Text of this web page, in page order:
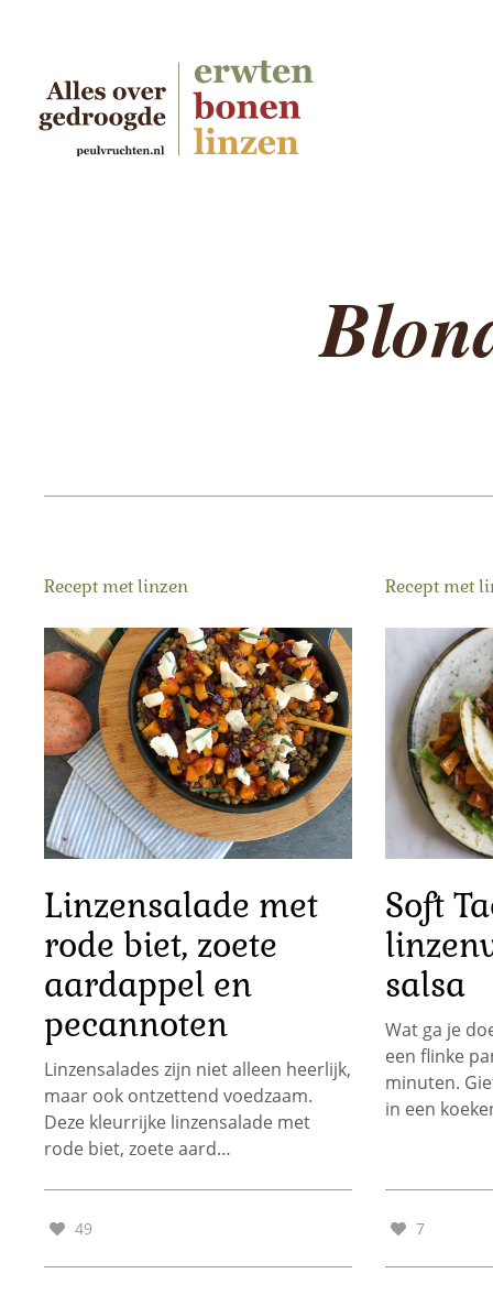
Recept met linzen
Linzensalade met
rode biet, zoete
aardappel en
pecannoten
Linzensalades zijn niet alleen heerlijk,
maar ook ontzettend voedzaam.
Deze kleurrijke linzensalade met
rode biet, zoete aard…
49
Recept met
Soft
salsa
Wat ga je
een flinke
minuten.
in een
7